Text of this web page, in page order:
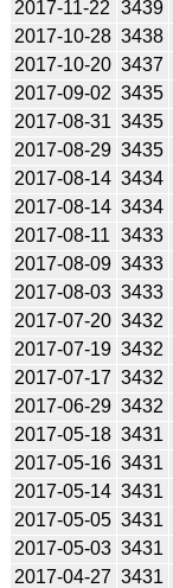
2017-11-22 3439
2017-10-28 3438
2017-10-20 3437
2017-09-02 3435
2017-08-31 3435
2017-08-29 3435
2017-08-14 3434
2017-08-14 3434
2017-08-11 3433
2017-08-09 3433
2017-08-03 3433
2017-07-20 3432
2017-07-19 3432
2017-07-17 3432
2017-06-29 3432
2017-05-18 3431
2017-05-16 3431
2017-05-14 3431
2017-05-05 3431
2017-05-03 3431
2017-04-27 3431